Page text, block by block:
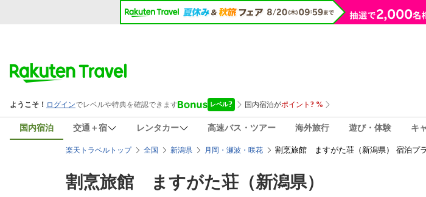
国内宿泊 交通＋宿 レンタカー 高速バス・ツアー 海外旅行 遊び・体験 キ
楽天トラベルトップ 全国 新潟県 月岡・瀬波・咲花 割烹旅館 ますがた荘（新潟県） 宿泊プ
割烹旅館 ますがた荘（新潟県）